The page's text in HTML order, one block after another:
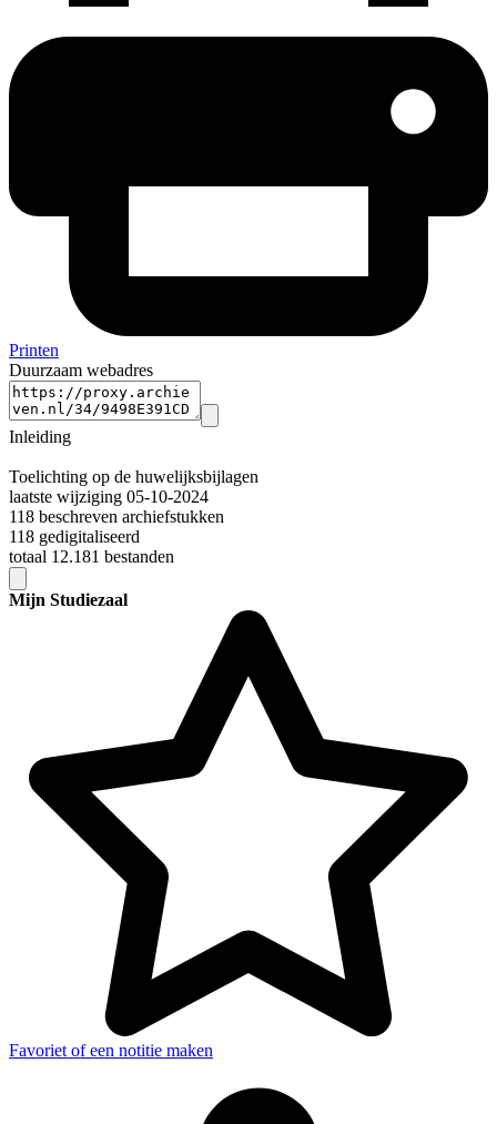
Printen
Duurzaam webadres
Inleiding
Toelichting op de huwelijksbijlagen
laatste wijziging 05-10-2024
118 beschreven archiefstukken
118 gedigitaliseerd
totaal 12.181 bestanden
Mijn Studiezaal
Favoriet of een notitie maken